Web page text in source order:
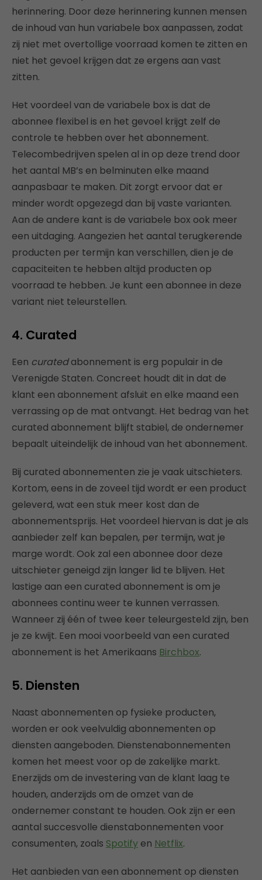
herinnering. Door deze herinnering kunnen mensen
de inhoud van hun variabele box aanpassen, zodat
zij niet met overtollige voorraad komen te zitten en
niet het gevoel krijgen dat ze ergens aan vast
zitten.
Het voordeel van de variabele box is dat de
abonnee flexibel is en het gevoel krijgt zelf de
controle te hebben over het abonnement.
Telecombedrijven spelen al in op deze trend door
het aantal MB’s en belminuten elke maand
aanpasbaar te maken. Dit zorgt ervoor dat er
minder wordt opgezegd dan bij vaste varianten.
Aan de andere kant is de variabele box ook meer
een uitdaging. Aangezien het aantal terugkerende
producten per termijn kan verschillen, dien je de
capaciteiten te hebben altijd producten op
voorraad te hebben. Je kunt een abonnee in deze
variant niet teleurstellen.
4. Curated
Een curatedabonnement is erg populair in de
Verenigde Staten. Concreet houdt dit in dat de
klant een abonnement afsluit en elke maand een
verrassing op de mat ontvangt. Het bedrag van het
curated abonnement blijft stabiel, de ondernemer
bepaalt uiteindelijk de inhoud van het abonnement.
Bij curated abonnementen zie je vaak uitschieters.
Kortom, eens in de zoveel tijd wordt er een product
geleverd, wat een stuk meer kost dan de
abonnementsprijs. Het voordeel hiervan is dat je als
aanbieder zelf kan bepalen, per termijn, wat je
marge wordt. Ook zal een abonnee door deze
uitschieter geneigd zijn langer lid te blijven. Het
lastige aan een curated abonnement is om je
abonnees continu weer te kunnen verrassen.
Wanneer zij één of twee keer teleurgesteld zijn, ben
je ze kwijt. Een mooi voorbeeld van een curated
abonnement is het Amerikaans Birchbox.
5. Diensten
Naast abonnementen op fysieke producten,
worden er ook veelvuldig abonnementen op
diensten aangeboden. Dienstenabonnementen
komen het meest voor op de zakelijke markt.
Enerzijds om de investering van de klant laag te
houden, anderzijds om de omzet van de
ondernemer constant te houden. Ook zijn er een
aantal succesvolle dienstabonnementen voor
consumenten, zoals Spotify en Netflix.
Het aanbieden van een abonnement op diensten